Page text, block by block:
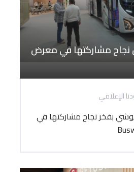
مشاركتها في معرض
الإعلامي
بفخر نجاح مشاركتها في